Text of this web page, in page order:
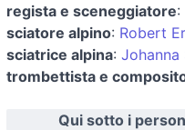
regista e sceneggiatore:
sciatore alpino: Robert
sciatrice alpina: Johanna
trombettista e
Qui sotto i